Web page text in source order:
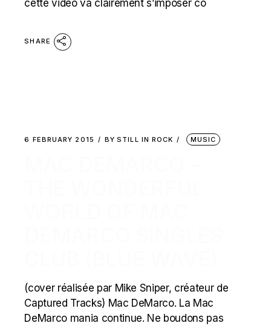
cette vidéo va clairement s’imposer co
SHARE
6 FEBRUARY 2015 BY STILL IN ROCK MUSIC
(cover réalisée par Mike Sniper, créateur de
Captured Tracks) Mac DeMarco. La Mac
DeMarco mania continue. Ne boudons pas